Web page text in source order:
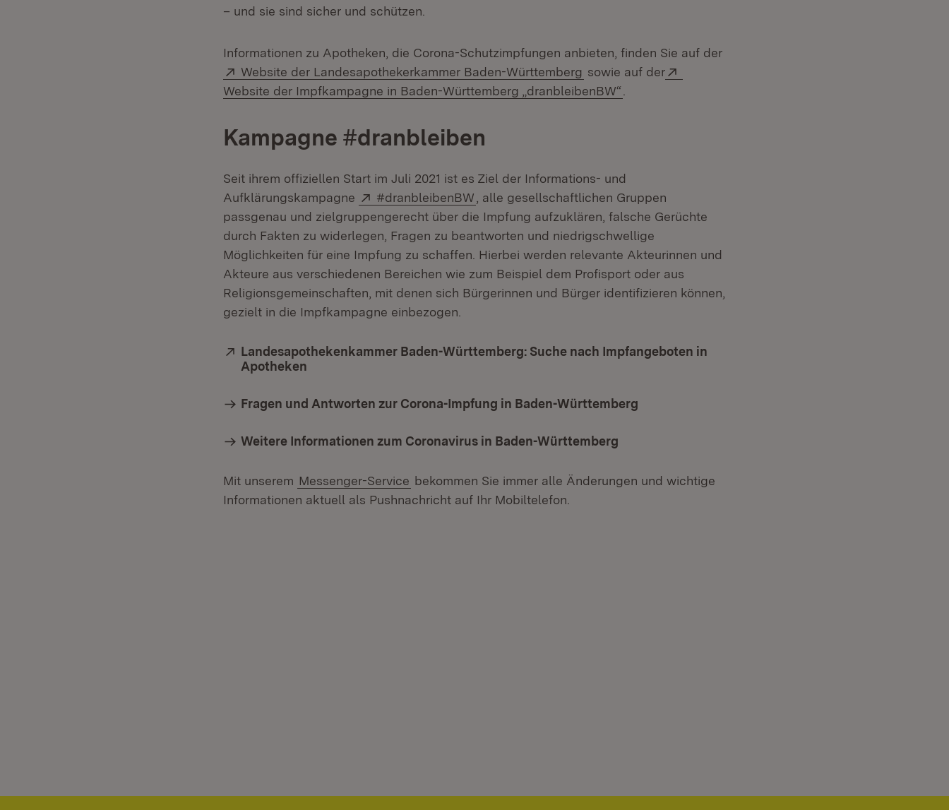
– und sie sind sicher und schützen.
Informationen zu Apotheken, die Corona-Schutzimpfungen anbieten, finden Sie auf der
Extern:
Website der Landesapothekerkammer Baden-Württemberg (Öffnet in neuem Fenster)
sowie auf der
Website der Impfkampagne in Baden-Württemberg „dranbleibenBW“
Kampagne #dranbleiben
Seit ihrem offiziellen Start im Juli 2021 ist es Ziel der Informations- und
Aufklärungskampagne
Extern:
#dranbleibenBW (Öffnet in neuem Fenster)
, alle gesellschaftlichen Gruppen
passgenau und zielgruppengerecht über die Impfung aufzuklären, falsche Gerüchte
durch Fakten zu widerlegen, Fragen zu beantworten und niedrigschwellige
Möglichkeiten für eine Impfung zu schaffen. Hierbei werden relevante Akteurinnen und
Akteure aus verschiedenen Bereichen wie zum Beispiel dem Profisport oder aus
Religionsgemeinschaften, mit denen sich Bürgerinnen und Bürger identifizieren können,
gezielt in die Impfkampagne einbezogen.
Extern:
Landesapothekenkammer Baden-Württemberg: Suche nach Impfangeboten in
Apotheken
Fragen und Antworten zur Corona-Impfung in Baden-Württemberg
Weitere Informationen zum Coronavirus in Baden-Württemberg
Mit unserem Messenger-Service bekommen Sie immer alle Änderungen und wichtige
Informationen aktuell als Pushnachricht auf Ihr Mobiltelefon.